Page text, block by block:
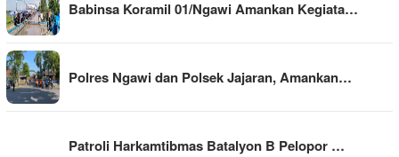
Babinsa Koramil 01/Ngawi Amankan Kegiata…
Polres Ngawi dan Polsek Jajaran, Amankan…
Patroli Harkamtibmas Batalyon B Pelopor …